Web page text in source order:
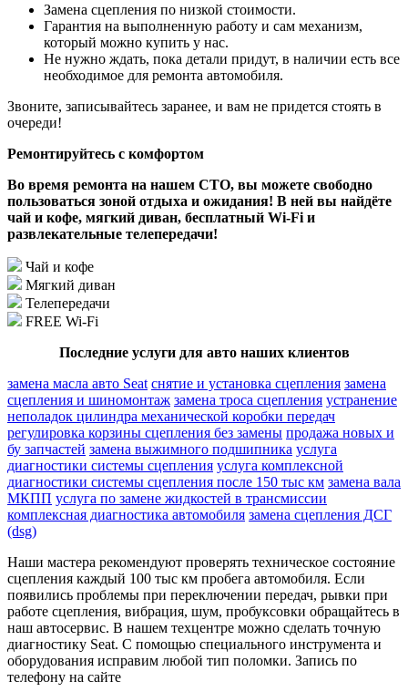
Замена сцепления по низкой стоимости.
Гарантия на выполненную работу и сам механизм,
который можно купить у нас.
Не нужно ждать, пока детали придут, в наличии есть все
необходимое для ремонта автомобиля.
Звоните, записывайтесь заранее, и вам не придется стоять в
очереди!
Ремонтируйтесь с комфортом
Во время ремонта на нашем СТО, вы можете свободно
пользоваться зоной отдыха и ожидания! В ней вы найдёте
чай и кофе, мягкий диван, бесплатный Wi-Fi и
развлекательные телепередачи!
Чай и кофе
Мягкий диван
Телепередачи
FREE Wi-Fi
Последние услуги для авто наших клиентов
замена масла авто Seat снятие и установка сцепления замена
сцепления и шиномонтаж замена троса сцепления устранение
неполадок цилиндра механической коробки передач
регулировка корзины сцепления без замены продажа новых и
бу запчастей замена выжимного подшипника услуга
диагностики системы сцепления услуга комплексной
диагностики системы сцепления после 150 тыс км замена вала
МКПП услуга по замене жидкостей в трансмиссии
комплексная диагностика автомобиля замена сцепления ДСГ
(dsg)
Наши мастера рекомендуют проверять техническое состояние
сцепления каждый 100 тыс км пробега автомобиля. Если
появились проблемы при переключении передач, рывки при
работе сцепления, вибрация, шум, пробуксовки обращайтесь в
наш автосервис. В нашем техцентре можно сделать точную
диагностику Seat. С помощью специального инструмента и
оборудования исправим любой тип поломки. Запись по
телефону на сайте